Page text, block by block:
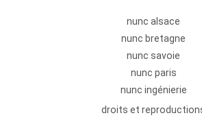
nunc alsace
nunc bretagne
nunc savoie
nunc paris
nunc ingénierie
droits et